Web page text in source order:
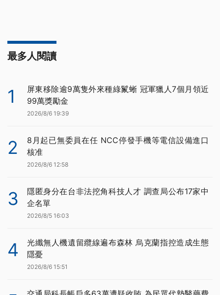
最多人閱讀
1
屏東移除逾9萬隻外來種綠鬣蜥 冠軍獵人7個月領近
99萬獎勵金
2026/8/6 19:39
2
8月起已無委員在任 NCC停發手機等電信設備進口
核准
2026/8/6 12:58
3
隱匿身分在台非法挖角科技人才 調查局公布17家中
企名單
2026/8/5 16:03
4
光纖無人機遺留纜線遍布森林 烏克蘭指控造成生態
隱憂
2026/8/6 15:51